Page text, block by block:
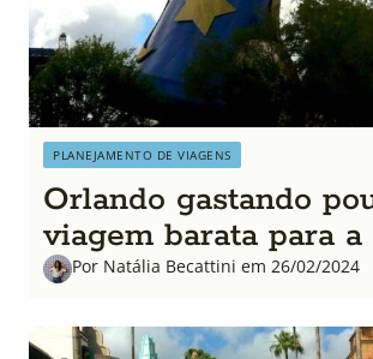
PLANEJAMENTO DE VIAGENS
Orlando gastando
viagem barata para
Por Natália Becattini em 26/02/2024